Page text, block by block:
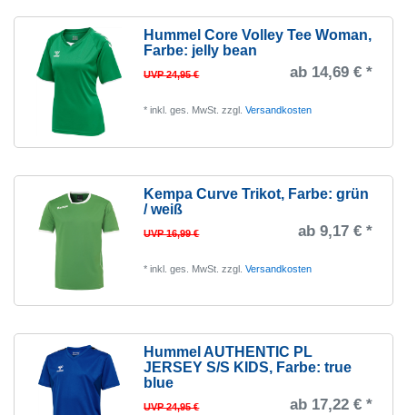
Hummel Core Volley Tee Woman,
Farbe: jelly bean
UVP 24,95 € ab 14,69 € *
*inkl. ges. MwSt. zzgl.Versandkosten
Kempa Curve Trikot, Farbe: grün
/ weiß
UVP 16,99 € ab 9,17 € *
*inkl. ges. MwSt. zzgl.Versandkosten
Hummel AUTHENTIC PL
JERSEY S/S KIDS, Farbe: true
blue
UVP 24,95 € ab 17,22 € *